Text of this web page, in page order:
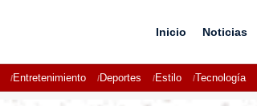
Inicio Noticias
Entretenimiento Deportes Estilo Tecnología